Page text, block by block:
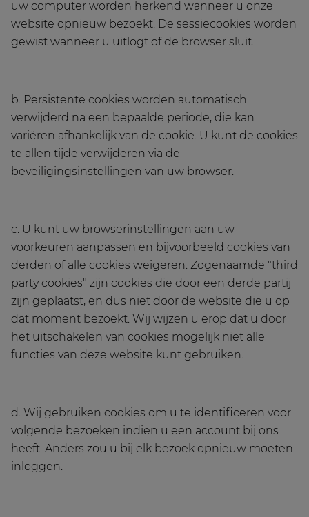
uw computer worden herkend wanneer u onze
website opnieuw bezoekt. De sessiecookies worden
gewist wanneer u uitlogt of de browser sluit.
b. Persistente cookies worden automatisch
verwijderd na een bepaalde periode, die kan
variëren afhankelijk van de cookie. U kunt de cookies
te allen tijde verwijderen via de
beveiligingsinstellingen van uw browser.
c. U kunt uw browserinstellingen aan uw
voorkeuren aanpassen en bijvoorbeeld cookies van
derden of alle cookies weigeren. Zogenaamde "third
party cookies" zijn cookies die door een derde partij
zijn geplaatst, en dus niet door de website die u op
dat moment bezoekt. Wij wijzen u erop dat u door
het uitschakelen van cookies mogelijk niet alle
functies van deze website kunt gebruiken.
d. Wij gebruiken cookies om u te identificeren voor
volgende bezoeken indien u een account bij ons
heeft. Anders zou u bij elk bezoek opnieuw moeten
inloggen.